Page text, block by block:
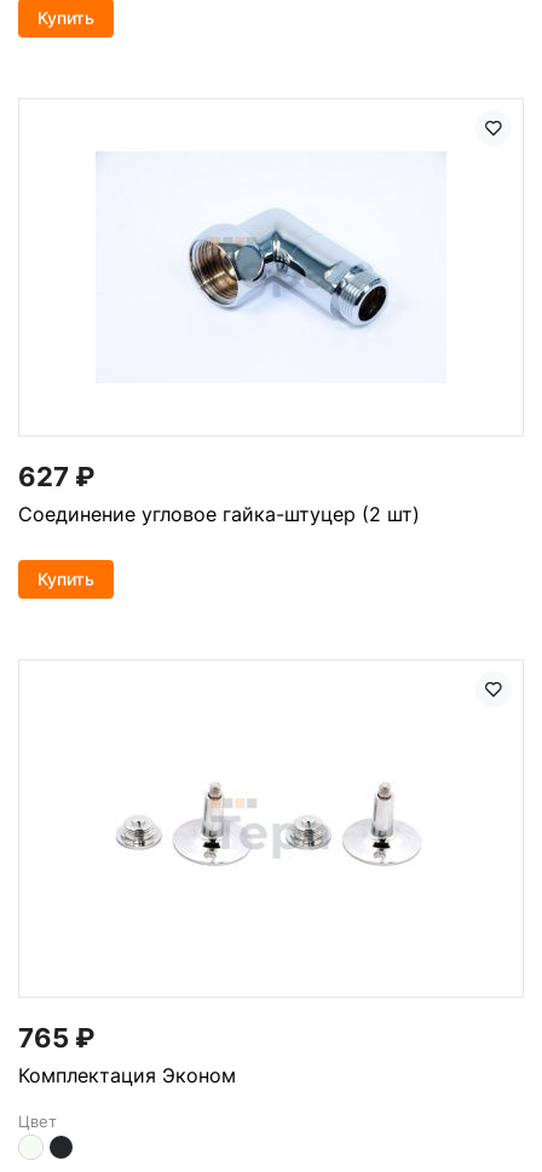
Купить
627 ₽
Соединение угловое гайка-штуцер (2 шт)
Купить
765 ₽
Комплектация Эконом
Цвет